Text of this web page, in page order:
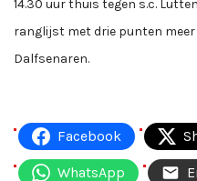
14.30 uur thuis tegen s.c.
ranglijst met drie punten meer
Dalfsenaren.
Facebook
WhatsApp